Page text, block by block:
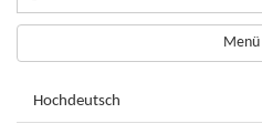
Menü
Hochdeutsch